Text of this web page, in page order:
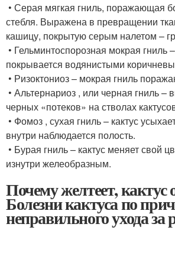
• Серая мягкая гниль, поражающая
стебля. Выражена в превращении
кашицу, покрытую серым налетом –
• Гельминтоспорозная мокрая гниль
покрывается водянистыми
• Ризоктониоз – мокрая гниль
• Альтернариоз , или черная гниль
черных «потеков» на стволах
• Фомоз , сухая гниль – кактус
внутри наблюдается полость.
• Бурая гниль – кактус меняет свой
изнутри желеобразным.
Почему желтеет, кактус
Болезни кактуса по
неправильного ухода за